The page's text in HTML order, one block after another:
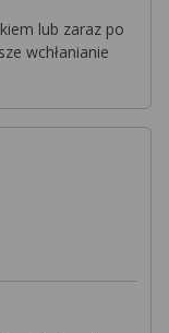
lub zaraz po
wchłanianie